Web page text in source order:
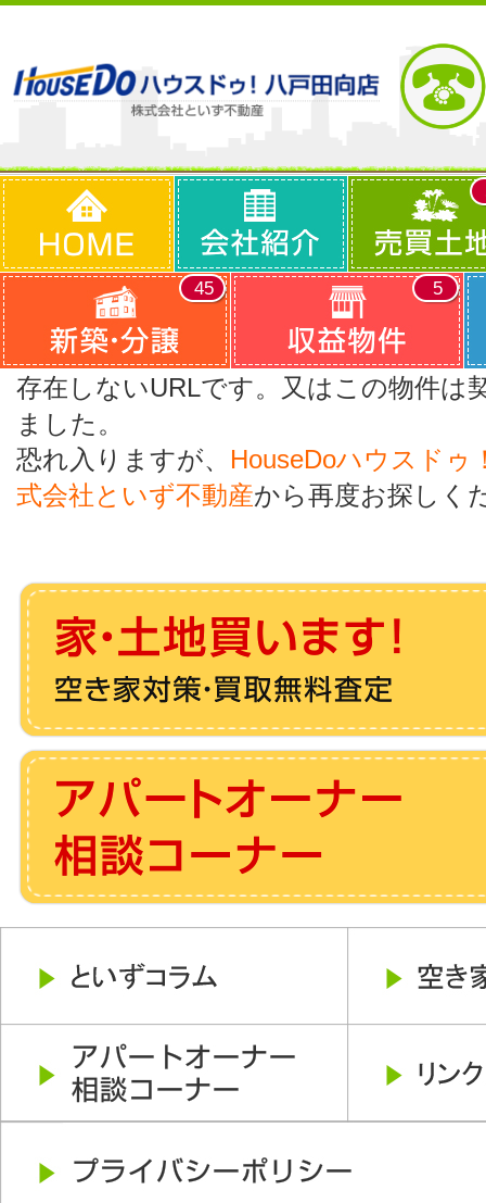
45 5
存在しないURLです。又はこの物件は
ました。
恐れ入りますが、 HouseDoハウスドゥ
式会社といず不動産から再度お探しく